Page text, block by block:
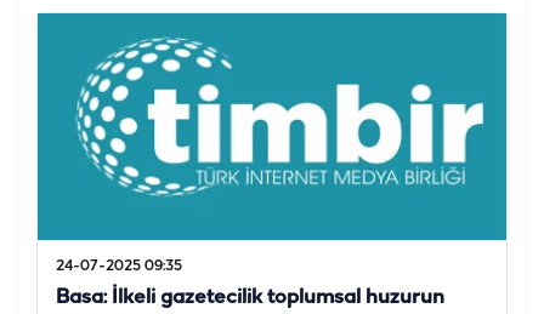
24-07-2025 09:35
Basa: İlkeli gazetecilik toplumsal huzurun